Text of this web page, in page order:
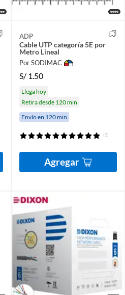
ADP
Cable UTP categoría 5E por
Metro Lineal
Por SODIMAC
S/ 1.50
Llega hoy
Retira desde 120 min
Envío en 120 min
(3)
Agregar